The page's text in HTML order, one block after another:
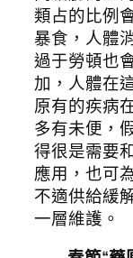
類占的比例
暴食，人體
過于勞頓也
加，人體在
原有的疾病
多有未便，
得很是需要
應用，也可
不適供給緩
一層維護。